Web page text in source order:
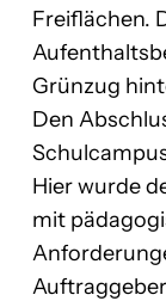
Freiflächen.
Grünzug
Den
Hier wurde
mit